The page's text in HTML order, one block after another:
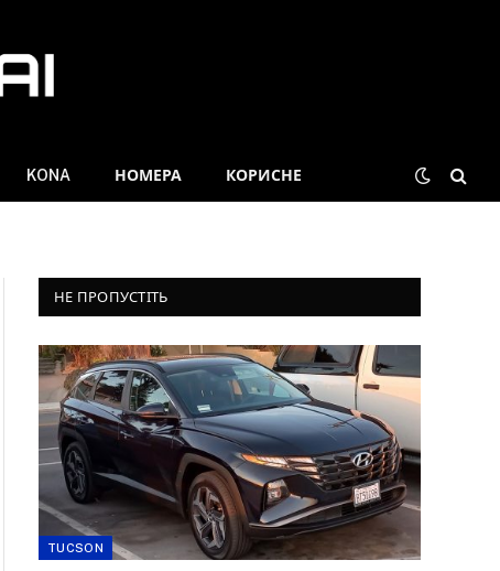
KONA НОМЕРА КОРИСНЕ
НЕ ПРОПУСТІТЬ
TUCSON